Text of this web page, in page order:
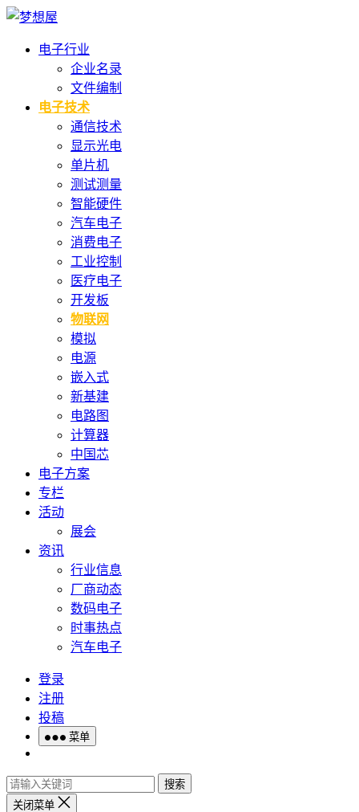
电子行业
企业名录
文件编制
电子技术
通信技术
显示光电
单片机
测试测量
智能硬件
汽车电子
消费电子
工业控制
医疗电子
开发板
物联网
模拟
电源
嵌入式
新基建
电路图
计算器
中国芯
电子方案
专栏
活动
展会
资讯
行业信息
厂商动态
数码电子
时事热点
汽车电子
登录
注册
投稿
菜单
搜索
关闭菜单